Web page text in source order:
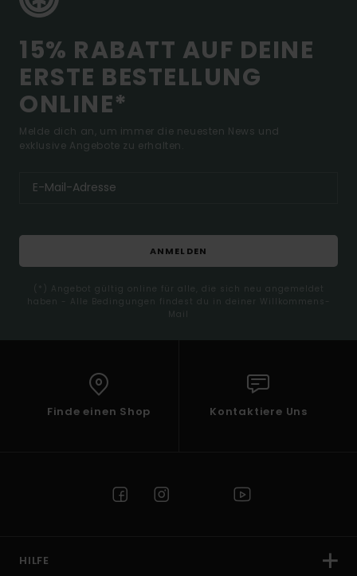
15% RABATT AUF DEINE
ERSTE BESTELLUNG
ONLINE*
Melde dich an, um immer die neuesten News und
exklusive Angebote zu erhalten.
ANMELDEN
(*) Angebot gültig online für alle, die sich neu angemeldet
haben - Alle Bedingungen findest du in deiner Willkommens-
Mail
Finde einen Shop Kontaktiere Uns
HILFE